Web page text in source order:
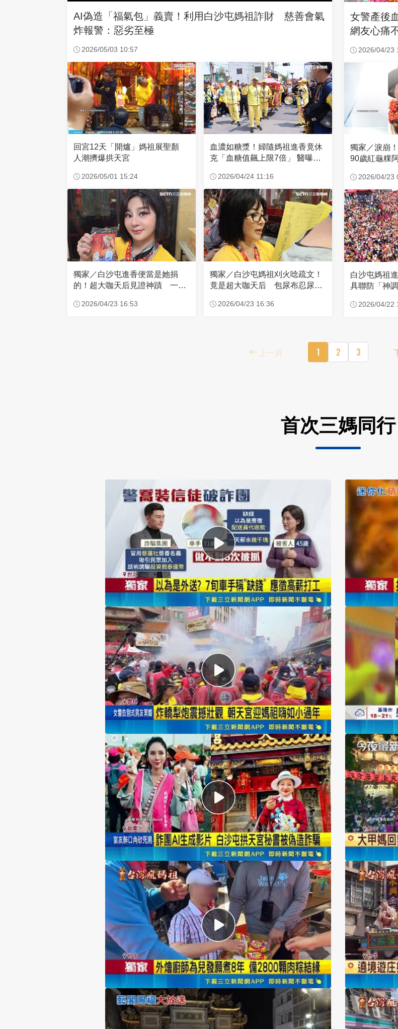
AI偽造「福氣包」義賣！利用白沙屯媽祖詐財 慈善會氣
炸報警：惡劣至極
2026/05/03 10:57
回宮12天「開爐」媽祖展聖顏
人潮擠爆拱天宮
2026/05/01 15:24
血濃如糖漿！婦隨媽祖進香竟休
克「血糖值飆上限7倍」 醫曝原
2026/04/24 11:16
獨家／白沙屯進香便當是她捐
的！超大咖天后見證神蹟 一靠
2026/04/23 16:53
獨家／白沙屯媽祖刈火唸疏文！
竟是超大咖天后 包尿布忍尿5
2026/04/23 16:36
女警產後
網友心痛
2026/04/23
獨家／淚崩
90歲紅龜粿
2026/04/23
白沙屯媽祖
具聯防「神
2026/04/22
上一頁 1 2 3
首次三媽同行